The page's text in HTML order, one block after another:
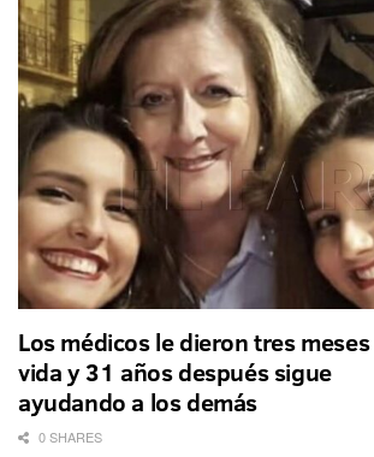
Los médicos le dieron tres
vida y 31 años después sigue
ayudando a los demás
0 SHARES